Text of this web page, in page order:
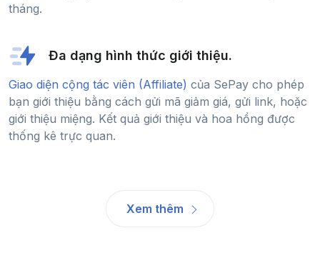
tháng.
Đa dạng hình thức giới thiệu.
Giao diện cộng tác viên (Affiliate) của SePay cho phép
bạn giới thiệu bằng cách gửi mã giảm giá, gửi link, hoặc
giới thiệu miệng. Kết quả giới thiệu và hoa hồng được
thống kê trực quan.
Xem thêm